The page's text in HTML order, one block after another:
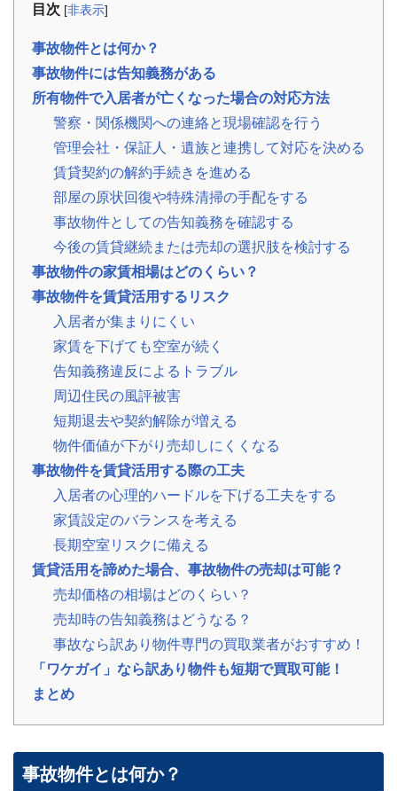
ム
続・
共
有
持
分・
空
き
税
お
客
様
の
声
ご
依
頼
い
た
だ
い
お
様
の
レ
ビ
ュ
ー
く
あ
る
ご
質
問
査
定・
買
取・
分
目次 [非表示]
事故物件とは何か？
事故物件には告知義務がある
所有物件で入居者が亡くなった場合の対応方法
警察・関係機関への連絡と現場確認を行う
管理会社・保証人・遺族と連携して対応を決める
賃貸契約の解約手続きを進める
部屋の原状回復や特殊清掃の手配をする
事故物件としての告知義務を確認する
今後の賃貸継続または売却の選択肢を検討する
事故物件の家賃相場はどのくらい？
事故物件を賃貸活用するリスク
入居者が集まりにくい
家賃を下げても空室が続く
告知義務違反によるトラブル
周辺住民の風評被害
短期退去や契約解除が増える
物件価値が下がり売却しにくくなる
事故物件を賃貸活用する際の工夫
入居者の心理的ハードルを下げる工夫をする
家賃設定のバランスを考える
長期空室リスクに備える
賃貸活用を諦めた場合、事故物件の売却は可能？
売却価格の相場はどのくらい？
売却時の告知義務はどうなる？
事故なら訳あり物件専門の買取業者がおすすめ！
「ワケガイ」なら訳あり物件も短期で買取可能！
まとめ
事故物件とは何か？